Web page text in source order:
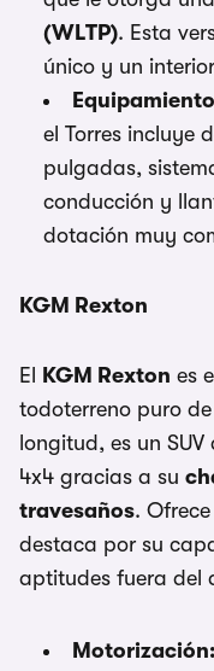
(WLTP). Esta
único y un
el Torres incluye
pulgadas,
conducción y
dotación muy
KGM Rexton
El KGM Rexton es
todoterreno puro
longitud, es un
4x4 gracias a su
travesaños.
destaca por su
aptitudes fuera del
Motorización: